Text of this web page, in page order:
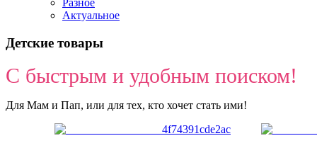
Разное
Актуальное
Детские товары
С быстрым и удобным поиском!
Для Мам и Пап, или для тех, кто хочет стать ими!